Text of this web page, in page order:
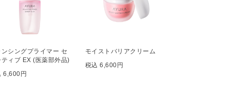
ンシングプライマー セ
ティブ EX (医薬部外品)
6,600円
モイストバリアクリーム
税込 6,600円